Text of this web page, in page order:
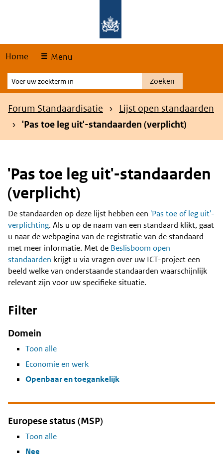
Home Menu
Voer
uw
zoekterm
Zoeken
Kruimelpad
Forum Standaardisatie
Lijst open standaarden
'Pas toe leg uit'-standaarden (verplicht)
'Pas toe leg uit'-standaarden
(verplicht)
Content
De standaarden op deze lijst hebben een 'Pas toe of leg uit'-
verplichting. Als u op de naam van een standaard klikt, gaat
u naar de webpagina van de registratie van de standaard
met meer informatie. Met de Beslisboom open
standaarden krijgt u via vragen over uw ICT-project een
beeld welke van onderstaande standaarden waarschijnlijk
relevant zijn voor uw specifieke situatie.
Filter
Domein
Toon alle
Economie en werk
Openbaar en toegankelijk
Europese status (MSP)
Toon alle
Nee